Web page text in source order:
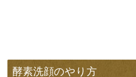
酵素洗顔のやり方